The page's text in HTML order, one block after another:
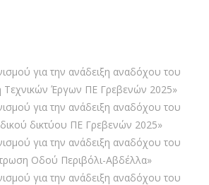
για την ανάδειξη αναδόχου του
Τεχνικών Έργων ΠΕ Γρεβενών 2025»
για την ανάδειξη αναδόχου του
δικτύου ΠΕ Γρεβενών 2025»
για την ανάδειξη αναδόχου του
Οδού Περιβόλι-Αβδέλλα»
για την ανάδειξη αναδόχου του